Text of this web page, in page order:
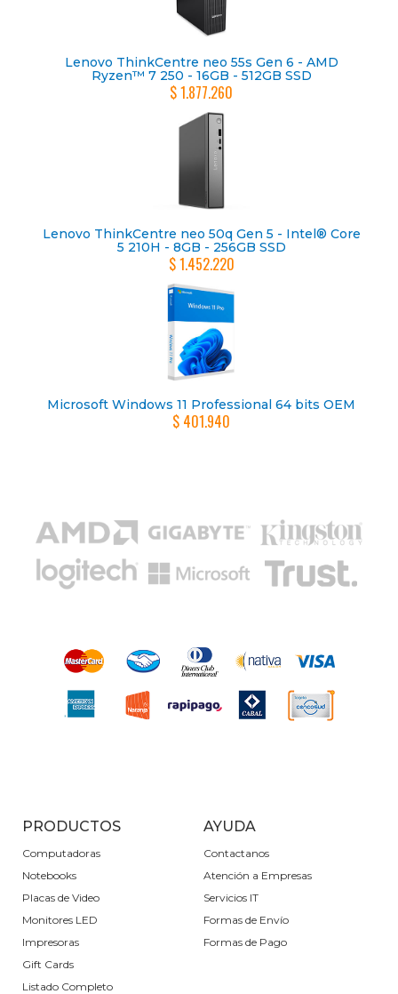
Lenovo ThinkCentre neo 55s Gen 6 - AMD
Ryzen™ 7 250 - 16GB - 512GB SSD
$ 1.877.260
Lenovo ThinkCentre neo 50q Gen 5 - Intel® Core
5 210H - 8GB - 256GB SSD
$ 1.452.220
Microsoft Windows 11 Professional 64 bits OEM
$ 401.940
PRODUCTOS
Computadoras
Notebooks
Placas de Video
Monitores LED
Impresoras
Gift Cards
Listado Completo
AYUDA
Contactanos
Atención a Empresas
Servicios IT
Formas de Envío
Formas de Pago